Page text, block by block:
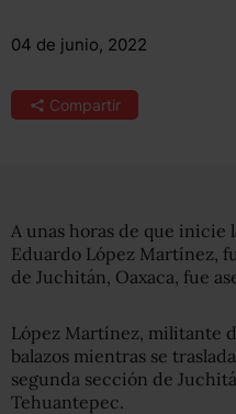
04 de junio, 2022
Compartir
A unas horas de que inicie
Eduardo López Martínez,
de Juchitán, Oaxaca, fue
López Martínez, militante
balazos mientras se
segunda sección de
Tehuantepec.